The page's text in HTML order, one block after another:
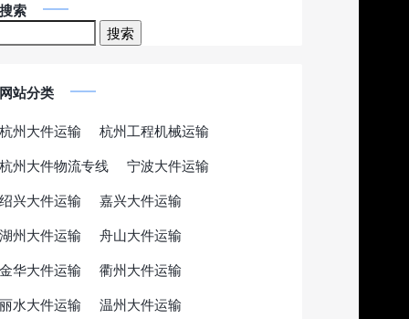
搜索
网站分类
杭州大件运输
杭州工程机械运输
杭州大件物流专线
宁波大件运输
绍兴大件运输
嘉兴大件运输
湖州大件运输
舟山大件运输
金华大件运输
衢州大件运输
丽水大件运输
温州大件运输